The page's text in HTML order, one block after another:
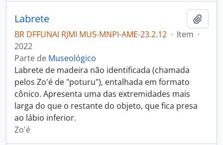
Labrete
BR DFFUNAI RJMI MUS-MNPI-AME-23.2.12 · Item ·
2022
Parte de Museológico
Labrete de madeira não identificada (chamada
pelos Zo'é de "poturu"), entalhada em formato
cônico. Apresenta uma das extremidades mais
larga do que o restante do objeto, que fica presa
ao lábio inferior.
Zo'é